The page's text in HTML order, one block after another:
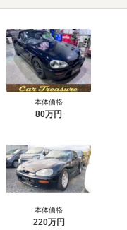
本体価格
80万円
本体価格
220万円